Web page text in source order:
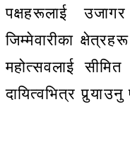
पक्षहरूलाई
जिम्मेवारीका
महोत्सवलाई
दायित्वभित्र पुर्‍याउनु